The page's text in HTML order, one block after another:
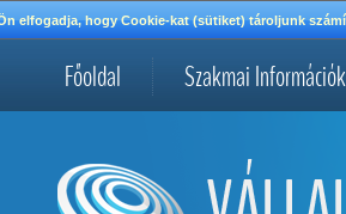
elfogadja, hogy Cookie-kat (sütiket) tároljunk
Főoldal Szakmai Információk